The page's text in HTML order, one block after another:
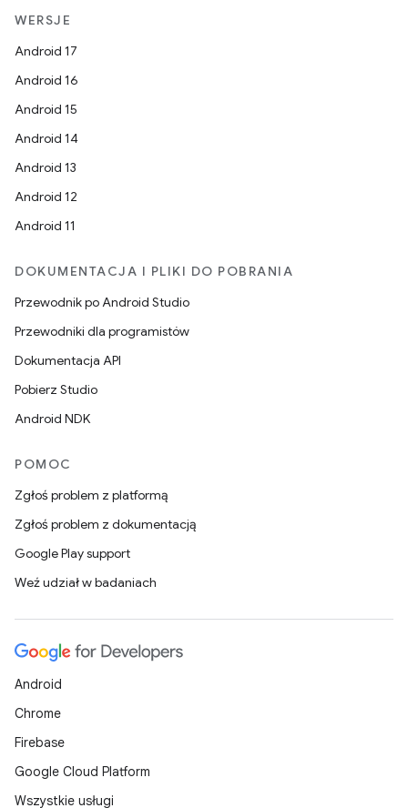
WERSJE
Android 17
Android 16
Android 15
Android 14
Android 13
Android 12
Android 11
DOKUMENTACJA I PLIKI DO POBRANIA
Przewodnik po Android Studio
Przewodniki dla programistów
Dokumentacja API
Pobierz Studio
Android NDK
POMOC
Zgłoś problem z platformą
Zgłoś problem z dokumentacją
Google Play support
Weź udział w badaniach
Android
Chrome
Firebase
Google Cloud Platform
Wszystkie usługi